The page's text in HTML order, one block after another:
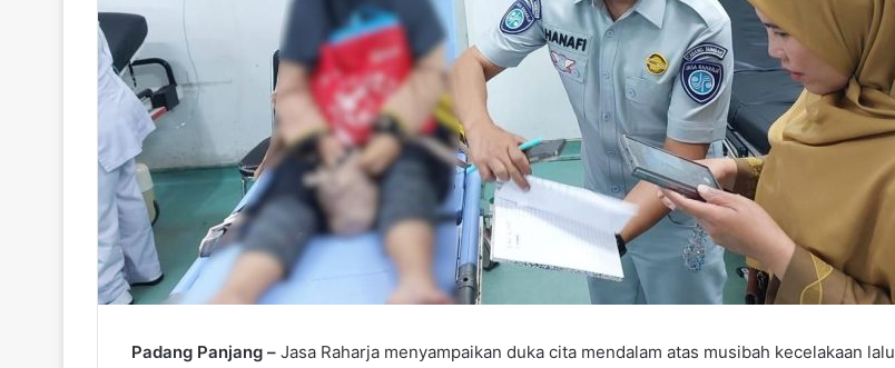
Padang Panjang – Jasa Raharja menyampaikan duka cita mendalam atas musibah kecelakaan lalu